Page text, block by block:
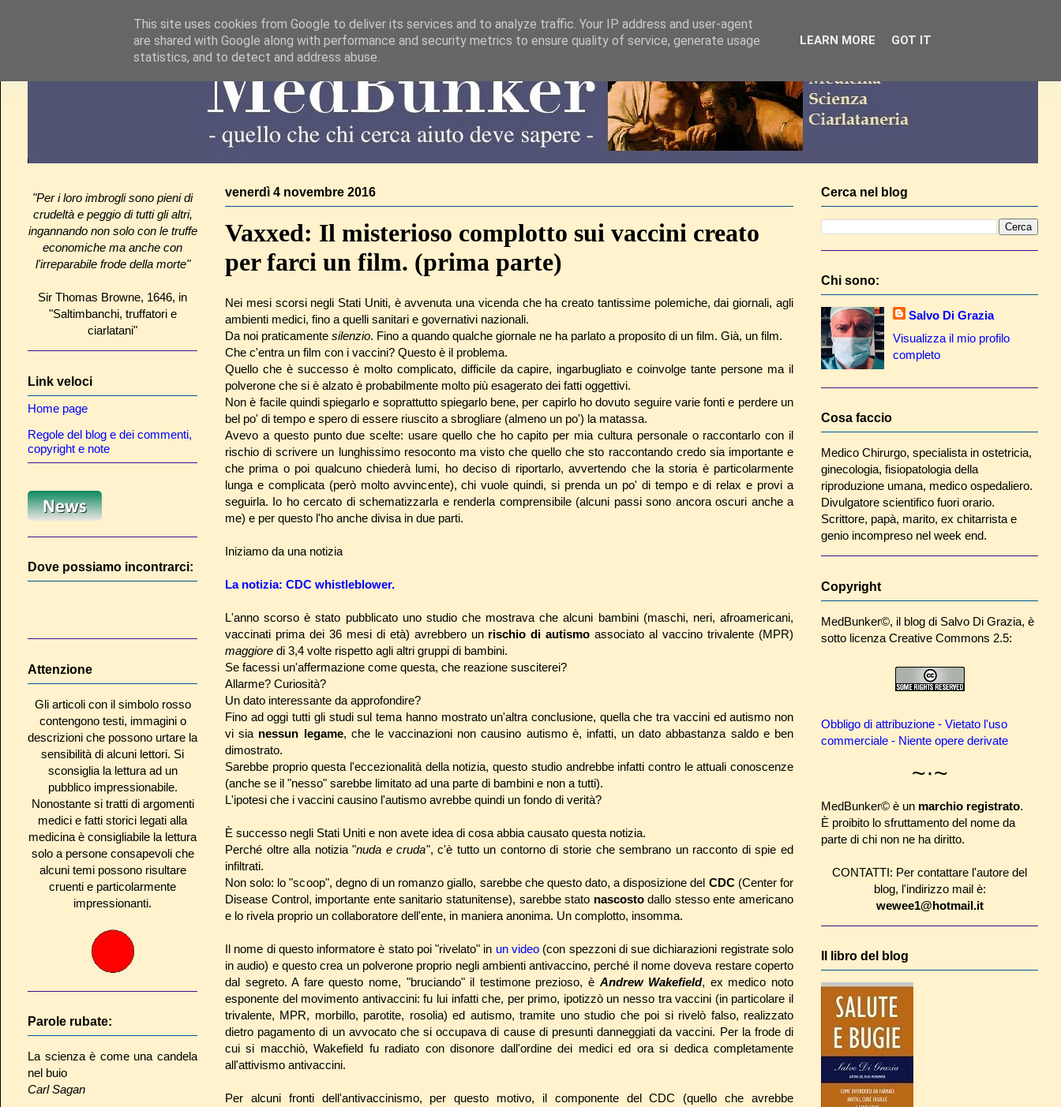
venerdì 4 novembre 2016
Vaxxed: Il misterioso complotto sui vaccini creato
per farci un film. (prima parte)
Nei mesi scorsi negli Stati Uniti, è avvenuta una vicenda che ha creato tantissime polemiche, dai giornali, agli
ambienti medici, fino a quelli sanitari e governativi nazionali.
Da noi praticamente silenzio. Fino a quando qualche giornale ne ha parlato a proposito di un film. Già, un film.
Che c'entra un film con i vaccini? Questo è il problema.
Quello che è successo è molto complicato, difficile da capire, ingarbugliato e coinvolge tante persone ma il
polverone che si è alzato è probabilmente molto più esagerato dei fatti oggettivi.
Non è facile quindi spiegarlo e soprattutto spiegarlo bene, per capirlo ho dovuto seguire varie fonti e perdere un
bel po' di tempo e spero di essere riuscito a sbrogliare (almeno un po') la matassa.
Avevo a questo punto due scelte: usare quello che ho capito per mia cultura personale o raccontarlo con il
rischio di scrivere un lunghissimo resoconto ma visto che quello che sto raccontando credo sia importante e
che prima o poi qualcuno chiederà lumi, ho deciso di riportarlo, avvertendo che la storia è particolarmente
lunga e complicata (però molto avvincente), chi vuole quindi, si prenda un po' di tempo e di relax e provi a
seguirla. Io ho cercato di schematizzarla e renderla comprensibile (alcuni passi sono ancora oscuri anche a
me) e per questo l'ho anche divisa in due parti.
Iniziamo da una notizia
La notizia: CDC whistleblower.
L'anno scorso è stato pubblicato uno studio che mostrava che alcuni bambini (maschi, neri, afroamericani,
vaccinati prima dei 36 mesi di età) avrebbero un rischio di autismo associato al vaccino trivalente (MPR)
maggiore di 3,4 volte rispetto agli altri gruppi di bambini.
Se facessi un'affermazione come questa, che reazione susciterei?
Allarme? Curiosità?
Un dato interessante da approfondire?
Fino ad oggi tutti gli studi sul tema hanno mostrato un'altra conclusione, quella che tra vaccini ed autismo non
vi sia nessun legame, che le vaccinazioni non causino autismo è, infatti, un dato abbastanza saldo e ben
dimostrato.
Sarebbe proprio questa l'eccezionalità della notizia, questo studio andrebbe infatti contro le attuali conoscenze
(anche se il "nesso" sarebbe limitato ad una parte di bambini e non a tutti).
L'ipotesi che i vaccini causino l'autismo avrebbe quindi un fondo di verità?
È successo negli Stati Uniti e non avete idea di cosa abbia causato questa notizia.
Perché oltre alla notizia "nuda e cruda", c'è tutto un contorno di storie che sembrano un racconto di spie ed
infiltrati.
Non solo: lo "scoop", degno di un romanzo giallo, sarebbe che questo dato, a disposizione del CDC(Center for
Disease Control, importante ente sanitario statunitense), sarebbe stato nascostodallo stesso ente americano
e lo rivela proprio un collaboratore dell'ente, in maniera anonima. Un complotto, insomma.
Il nome di questo informatore è stato poi "rivelato" in un video (con spezzoni di sue dichiarazioni registrate solo
in audio) e questo crea un polverone proprio negli ambienti antivaccino, perché il nome doveva restare coperto
dal segreto. A fare questo nome, "bruciando" il testimone prezioso, è Andrew Wakefield, ex medico noto
esponente del movimento antivaccini: fu lui infatti che, per primo, ipotizzò un nesso tra vaccini (in particolare il
trivalente, MPR, morbillo, parotite, rosolia) ed autismo, tramite uno studio che poi si rivelò falso, realizzato
dietro pagamento di un avvocato che si occupava di cause di presunti danneggiati da vaccini. Per la frode di
cui si macchiò, Wakefield fu radiato con disonore dall'ordine dei medici ed ora si dedica completamente
all'attivismo antivaccini.
Per alcuni fronti dell'antivaccinismo, per questo motivo, il componente del CDC (quello che avrebbe
"Per i loro imbrogli sono pieni di
crudeltà e peggio di tutti gli altri,
ingannando non solo con le truffe
economiche ma anche con
l'irreparabile frode della morte"
Sir Thomas Browne, 1646, in
"Saltimbanchi, truffatori e
ciarlatani"
Link veloci
Home page
Regole del blog e dei commenti,
copyright e note
Dove possiamo incontrarci:
Attenzione
Gli articoli con il simbolo rosso
contengono testi, immagini o
descrizioni che possono urtare la
sensibilità di alcuni lettori. Si
sconsiglia la lettura ad un
pubblico impressionabile.
Nonostante si tratti di argomenti
medici e fatti storici legati alla
medicina è consigliabile la lettura
solo a persone consapevoli che
alcuni temi possono risultare
cruenti e particolarmente
impressionanti.
Parole rubate:
La scienza è come una candela
nel buio
Carl Sagan
Cerca nel blog
Chi sono:
Salvo Di Grazia
Visualizza il mio profilo
completo
Cosa faccio
Medico Chirurgo, specialista in ostetricia,
ginecologia, fisiopatologia della
riproduzione umana, medico ospedaliero.
Divulgatore scientifico fuori orario.
Scrittore, papà, marito, ex chitarrista e
genio incompreso nel week end.
Copyright
MedBunker©, il blog di Salvo Di Grazia, è
sotto licenza Creative Commons 2.5:
Obbligo di attribuzione - Vietato l'uso
commerciale - Niente opere derivate
~·~
MedBunker© è un marchio registrato.
È proibito lo sfruttamento del nome da
parte di chi non ne ha diritto.
CONTATTI: Per contattare l'autore del
blog, l'indirizzo mail è:
wewee1@hotmail.it
Il libro del blog
This site uses cookies from Google to deliver its services and to analyze traffic. Your IP address and user-agent
are shared with Google along with performance and security metrics to ensure quality of service, generate usage
statistics, and to detect and address abuse.
LEARN MORE GOT IT